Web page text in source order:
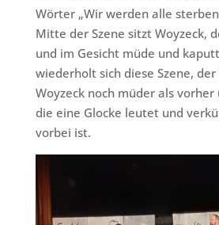
Wörter „Wir werden alle
Mitte der Szene sitzt Woyzeck,
und im Gesicht müde und
wiederholt sich diese Szene,
Woyzeck noch müder als vorher
die eine Glocke leutet und
vorbei ist.